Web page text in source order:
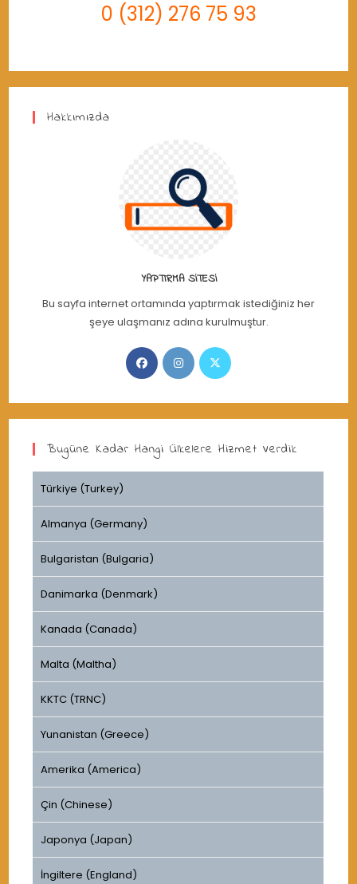
0 (312) 276 75 93
Hakkımızda
YAPTIRMA SITESI
Bu sayfa internet ortamında yaptırmak istediğiniz her
şeye ulaşmanız adına kurulmuştur.
Opens
in
new
Opens
in
new
Opens
new
Bugüne Kadar Hangi Ülkelere Hizmet Verdik
Türkiye (Turkey)
Almanya (Germany)
Bulgaristan (Bulgaria)
Danimarka (Denmark)
Kanada (Canada)
Malta (Maltha)
KKTC (TRNC)
Yunanistan (Greece)
Amerika (America)
Çin (Chinese)
Japonya (Japan)
İngiltere (England)